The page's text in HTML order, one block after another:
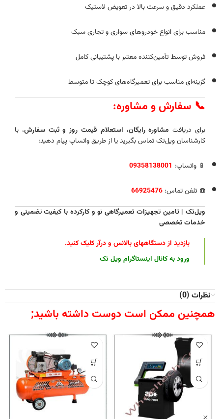
عملکرد دقیق و سرعت بالا در تعویض لاستیک
مناسب برای انواع خودروهای سواری و تجاری سبک
فروش توسط تأمین‌کننده معتبر با پشتیبانی کامل
گزینه‌ای مناسب برای تعمیرگاه‌های کوچک تا متوسط
📞 سفارش و مشاوره:
برای دریافت مشاوره رایگان، استعلام قیمت روز و ثبت سفارش، با
کارشناسان ویل‌تک تماس بگیرید یا از طریق واتساپ پیام دهید:
📱 واتساپ: 09358138001
☎️ تلفن تماس: 66925476
ویل‌تک | تامین تجهیزات تعمیرگاهی نو و کارکرده با کیفیت تضمینی و
خدمات تخصصی
بازدید از دستگاههای بالانس و درآر کلیک کنید.
ورود به کانال اینستاگرام ویل تک
نظرات (0)
همچنین ممکن است دوست داشته باشید;